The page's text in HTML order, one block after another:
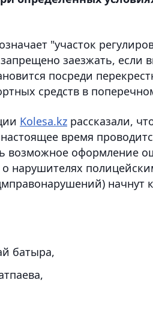
"участок
заезжать, если
посреди
средств в
Kolesa.kz рассказали,
время
возможное оформление
нарушителях
начнут
батыра,